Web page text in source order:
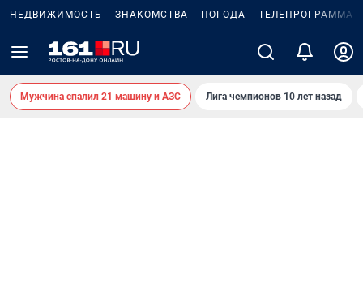
НЕДВИЖИМОСТЬ ЗНАКОМСТВА ПОГОДА ТЕЛЕПРОГРАММА
Мужчина спалил 21 машину и АЗС Лига чемпионов 10 лет назад